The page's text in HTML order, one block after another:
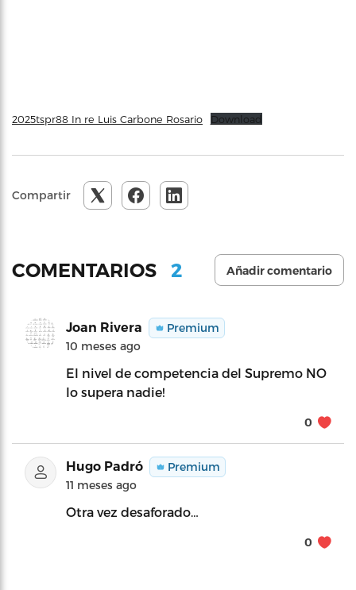
2025tspr88 In re Luis Carbone Rosario Download
Compartir
COMENTARIOS 2 Añadir comentario
Joan Rivera
Premium
10 meses ago
El nivel de competencia del Supremo NO
lo supera nadie!
0
Hugo Padró
Premium
11 meses ago
Otra vez desaforado…
0